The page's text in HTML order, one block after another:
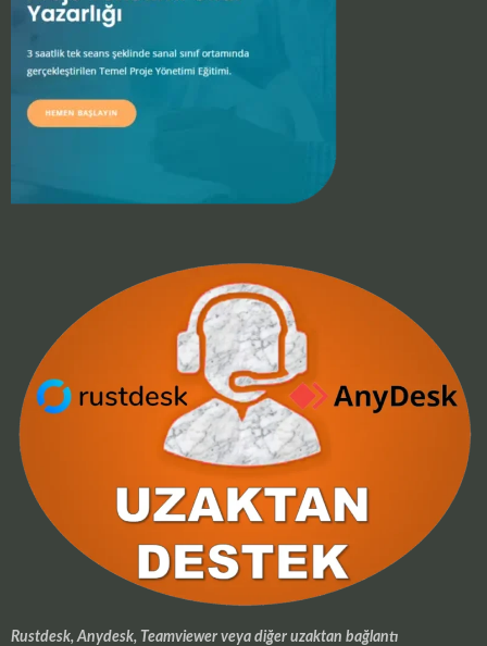
Rustdesk, Anydesk, Teamviewer veya diğer uzaktan bağlantı